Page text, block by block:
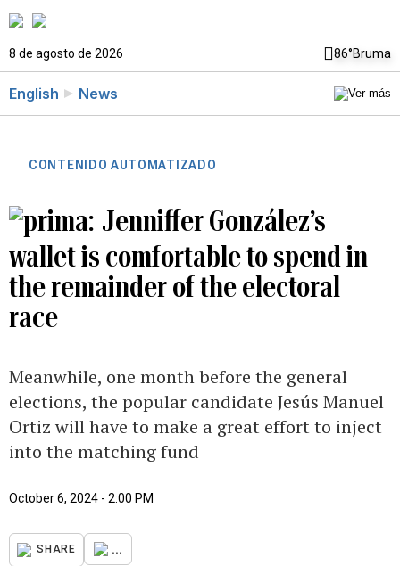
8 de agosto de 2026 86°Bruma
English News
CONTENIDO AUTOMATIZADO
Jenniffer González’s
wallet is comfortable to spend in
the remainder of the electoral
race
Meanwhile, one month before the general
elections, the popular candidate Jesús Manuel
Ortiz will have to make a great effort to inject
into the matching fund
October 6, 2024 - 2:00 PM
SHARE ...